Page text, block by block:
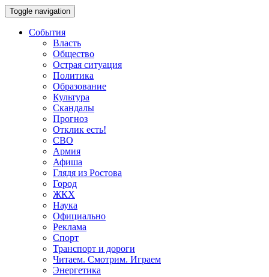
Toggle navigation
События
Власть
Общество
Острая ситуация
Политика
Образование
Культура
Скандалы
Прогноз
Отклик есть!
СВО
Армия
Афиша
Глядя из Ростова
Город
ЖКХ
Наука
Официально
Реклама
Спорт
Транспорт и дороги
Читаем. Смотрим. Играем
Энергетика